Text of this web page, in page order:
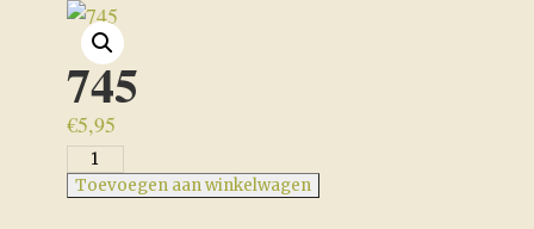
745
€5,95
745
aantal
Toevoegen aan winkelwagen